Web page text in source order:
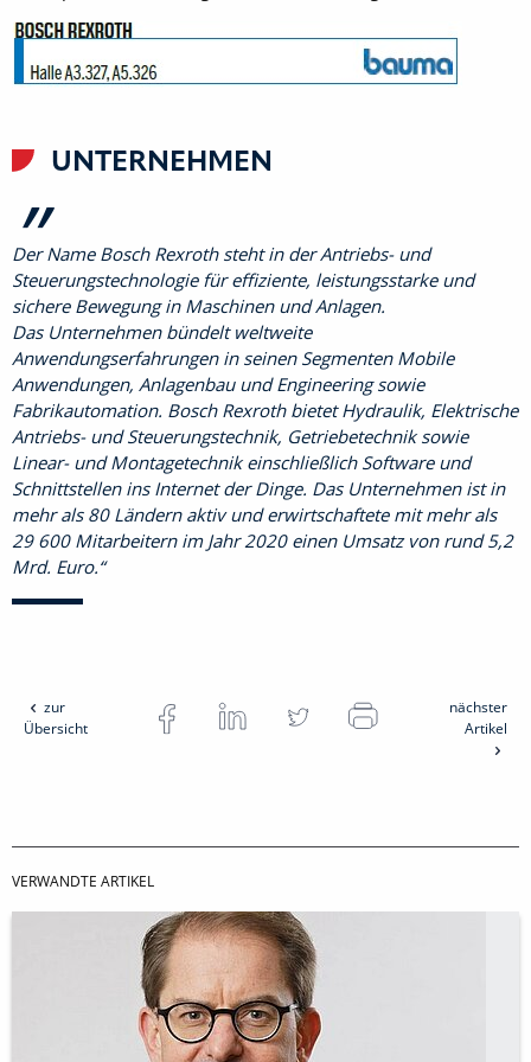
UNTERNEHMEN
Der Name Bosch Rexroth steht in der Antriebs- und
Steuerungstechnologie für effiziente, leistungsstarke und
sichere Bewegung in Maschinen und Anlagen.
Das Unternehmen bündelt weltweite
Anwendungserfahrungen in seinen Segmenten Mobile
Anwendungen, Anlagenbau und Engineering sowie
Fabrikautomation. Bosch Rexroth bietet Hydraulik, Elektrische
Antriebs- und Steuerungstechnik, Getriebetechnik sowie
Linear- und Montagetechnik einschließlich Software und
Schnittstellen ins Internet der Dinge. Das Unternehmen ist in
mehr als 80 Ländern aktiv und erwirtschaftete mit mehr als
29 600 Mitarbeitern im Jahr 2020 einen Umsatz von rund 5,2
Mrd. Euro.
zur
Übersicht
nächster
Artikel
VERWANDTE ARTIKEL